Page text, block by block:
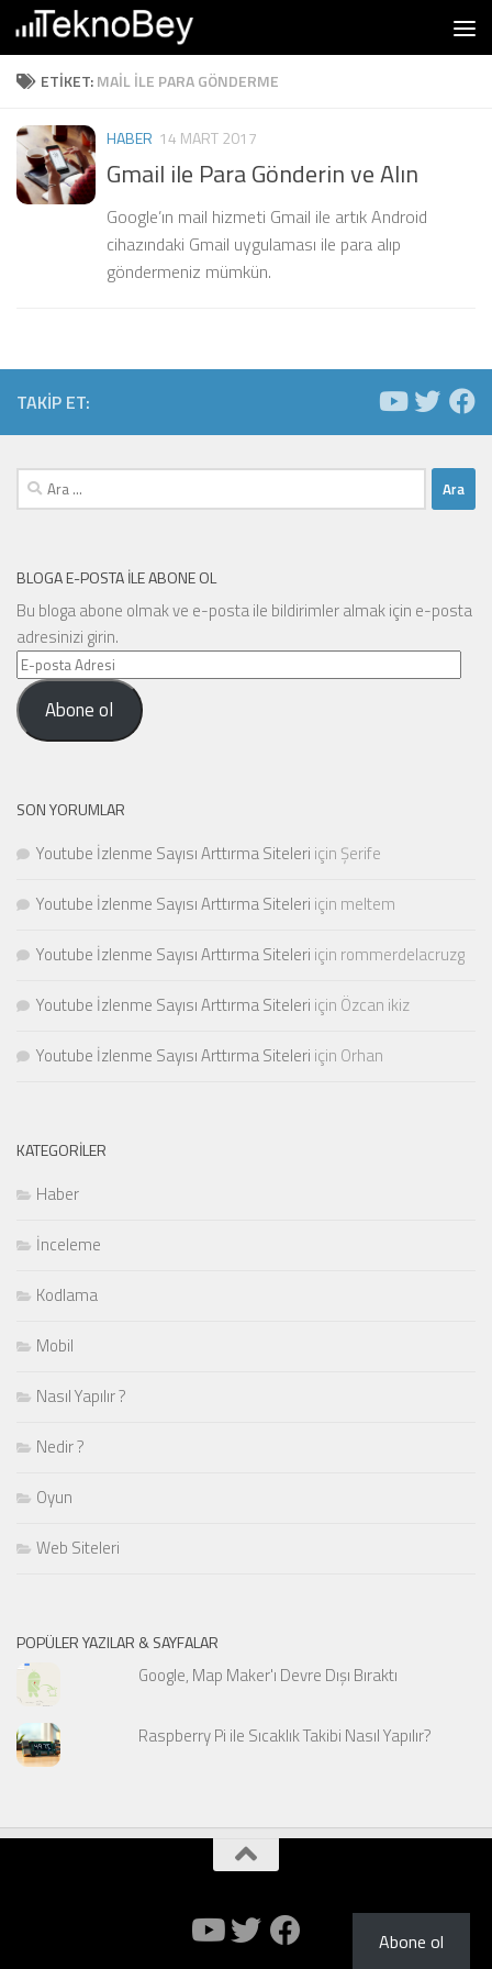
Skip to content
ETIKET:MAIL ILE PARA GÖNDERME
HABER 14 MART 2017
Gmail ile Para Gönderin ve Alın
Google’ın mail hizmeti Gmail ile artık Android
cihazındaki Gmail uygulaması ile para alıp
göndermeniz mümkün.
TAKIP ET:
Arama:
BLOGA E-POSTA ILE ABONE OL
Bu bloga abone olmak ve e-posta ile bildirimler almak için e-posta
adresinizi girin.
E-
posta
AdresiAbone ol
SON YORUMLAR
Youtube İzlenme Sayısı Arttırma Siteleri için Şerife
Youtube İzlenme Sayısı Arttırma Siteleri için meltem
Youtube İzlenme Sayısı Arttırma Siteleri için rommerdelacruzg
Youtube İzlenme Sayısı Arttırma Siteleri için Özcan ikiz
Youtube İzlenme Sayısı Arttırma Siteleri için Orhan
KATEGORILER
Haber
İnceleme
Kodlama
Mobil
Nasıl Yapılır ?
Nedir ?
Oyun
Web Siteleri
POPÜLER YAZILAR & SAYFALAR
Google, Map Maker'ı Devre Dışı Bıraktı
Raspberry Pi ile Sıcaklık Takibi Nasıl Yapılır?
Abone ol